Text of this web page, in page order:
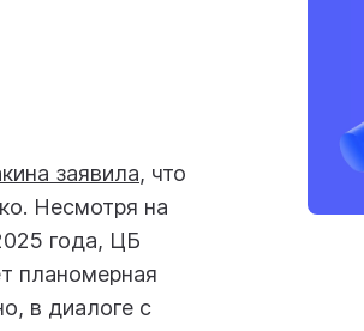
заявила, что
Несмотря на
года, ЦБ
планомерная
в диалоге с